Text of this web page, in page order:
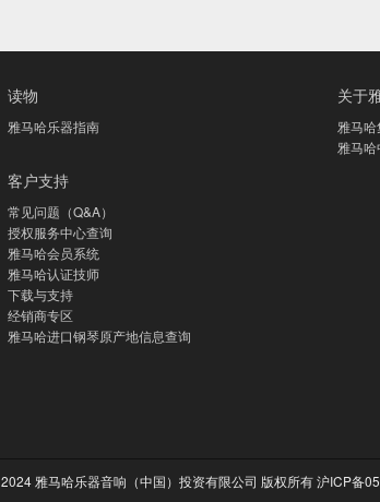
读物
雅马哈乐器指南
客户支持
常见问题（Q&A）
授权服务中心查询
雅马哈会员系统
雅马哈认证技师
下载与支持
经销商专区
雅马哈进口钢琴原产地信息查询
关于
雅马哈
雅马哈
雅马哈乐器音响（中国）投资有限公司 版权所有沪ICP备